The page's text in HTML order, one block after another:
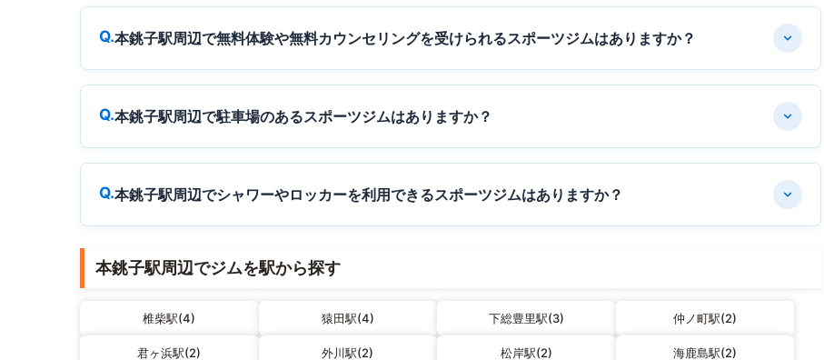
本銚子駅周辺で無料体験や無料カウンセリングを受けられるスポーツジムはありますか？
本銚子駅周辺で駐車場のあるスポーツジムはありますか？
本銚子駅周辺でシャワーやロッカーを利用できるスポーツジムはありますか？
本銚子駅周辺でジムを駅から探す
椎柴駅(4) 猿田駅(4) 下総豊里駅(3) 仲ノ町駅(2)
君ヶ浜駅(2) 外川駅(2) 松岸駅(2) 海鹿島駅(2)